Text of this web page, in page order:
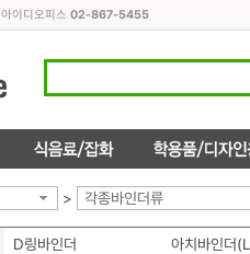
이디오피스 02-867-5455
> 각종바인더류
D링바인더
아치바인더